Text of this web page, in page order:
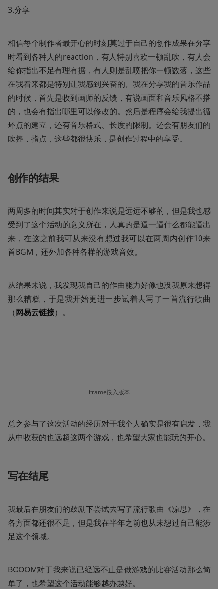
3.分享
相信每个制作者最开心的时刻莫过于自己的创作成果在分享
时看到各种人的reaction，有人特别喜欢一顿乱吹，有人会
给你指出不足有理有据，有人则是乱喷把你一顿数落，这些
在我看来都是特别让我感到兴奋的。我在分享我的音乐作品
的时候，首先是收到画师的反馈，有说画面和音乐风格不搭
的，也会有指出哪里可以修改的。然后是程序会给我提出循
环点的建立，还有音乐格式、长度的限制。还会有朋友们的
吹捧，指点，这些都很快乐，是创作过程中的享受。
创作的结果
两周多的时间其实对于创作来说是远远不够的，但是我也感
受到了这个活动的意义所在，人真的是逼一逼什么都能逼出
来，在这之前我可从来没有想过我可以在两周内创作10来
首BGM，还外加各种各样的游戏音效。
从结果来说，我发现我自己的作曲能力好像也没我原来想得
那么糟糕，于是我开始更进一步试着去写了一首流行歌曲
（网易云链接）。
iframe嵌入版本
总之参与了这次活动的经历对于我个人确实是很有启发，我
从中收获的也远超这两个游戏，也希望大家也能玩的开心。
写在结尾
我最后在朋友们的鼓励下尝试去写了流行歌曲《凉思》，在
各方面都还很不足，但是我在半年之前也从未想过自己能涉
足这个领域。
BOOOM对于我来说已经远不止是做游戏的比赛活动那么简
单了，也希望这个活动能够越办越好。